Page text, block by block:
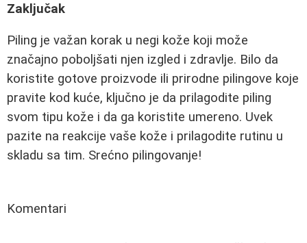
Zaključak
Piling je važan korak u negi kože koji može
značajno poboljšati njen izgled i zdravlje. Bilo da
koristite gotove proizvode ili prirodne pilingove koje
pravite kod kuće, ključno je da prilagodite piling
svom tipu kože i da ga koristite umereno. Uvek
pazite na reakcije vaše kože i prilagodite rutinu u
skladu sa tim. Srećno pilingovanje!
Komentari